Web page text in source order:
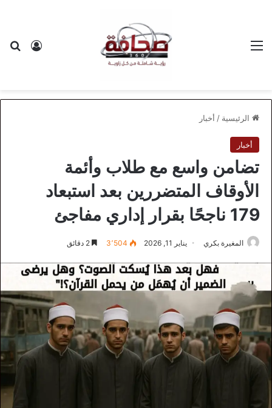
الرئيسية / أخبار
أخبار
تضامن واسع مع طلاب وأئمة
الأوقاف المتضررين بعد استبعاد
179 ناجحًا بقرار إداري مفاجئ
المغيرة بكري يناير 11, 2026 3٬504